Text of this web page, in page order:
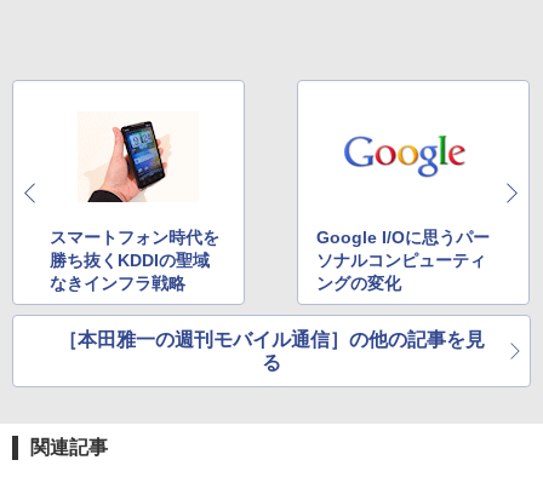
スマートフォン時代を
勝ち抜くKDDIの聖域
なきインフラ戦略
Google I/Oに思うパー
ソナルコンピューティ
ングの変化
［本田雅一の週刊モバイル通信］の他の記事を見
る
関連記事